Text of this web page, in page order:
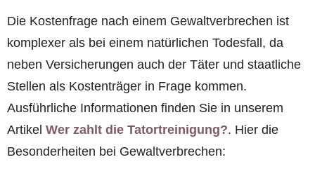
Die Kostenfrage nach einem Gewaltverbrechen ist
komplexer als bei einem natürlichen Todesfall, da
neben Versicherungen auch der Täter und staatliche
Stellen als Kostenträger in Frage kommen.
Ausführliche Informationen finden Sie in unserem
Artikel Wer zahlt die Tatortreinigung?. Hier die
Besonderheiten bei Gewaltverbrechen: